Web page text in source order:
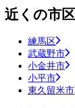
近くの市
練馬区
武蔵野市
小金井市
小平市
東久留米市